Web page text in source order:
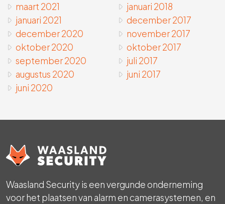
maart 2021
januari 2021
december 2020
oktober 2020
september 2020
augustus 2020
juni 2020
januari 2018
december 2017
november 2017
oktober 2017
juli 2017
juni 2017
Waasland Security is een vergunde onderneming
voor het plaatsen van alarm en camerasystemen, en